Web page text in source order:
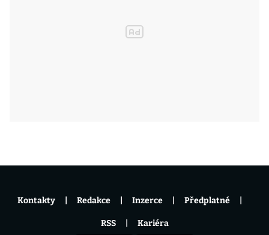
Kontakty Redakce Inzerce Předplatné
RSS Kariéra